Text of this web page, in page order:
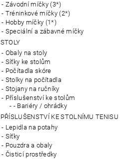
Závodní míčky (3*)
Tréninkové míčky (2*)
Hobby míčky (1*)
Speciální a zábavné míčky
STOLY
Obaly na stoly
Síťky ke stolům
Počítadla skóre
Stolky na počítadla
Stojany na ručníky
Příslušenství ke stolům
- Bariéry / ohrádky
PŘÍSLUŠENSTVÍ KE STOLNÍMU TENISU
Lepidla na potahy
Síťky
Pouzdra a obaly
Čisticí prostředky